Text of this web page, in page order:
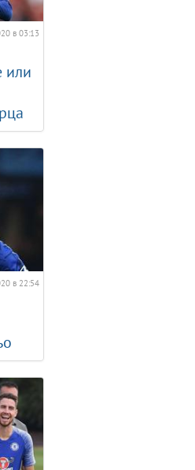
в 03:13
или
в 22:54